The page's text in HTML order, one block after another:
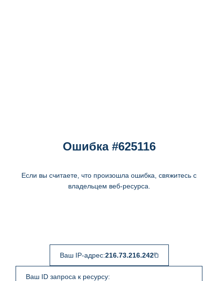
Ошибка #625116
Если вы считаете, что произошла ошибка, свяжитесь с
владельцем веб-ресурса.
Ваш IP-адрес:216.73.216.242
Ваш ID запроса к ресурсу: